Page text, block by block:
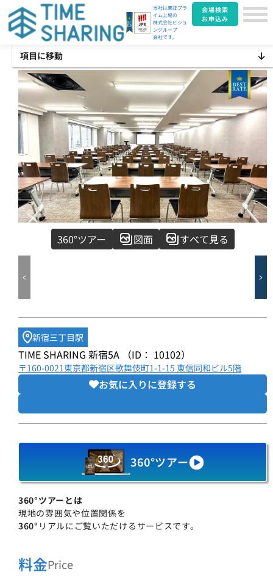
当社は東証プラ
イム上場の
株式会社ビジョ
ングループ
会社です。
会場検索
お申込み
項目に移動
of
360°ツアー 図面 すべて見る
新宿三丁目駅
TIME SHARING 新宿5A （ID： 10102）
〒160-0021東京都新宿区歌舞伎町1-1-15 東信同和ビル5階
お気に入りに登録する
360°ツアー
360°ツアーとは
現地の雰囲気や位置関係を
360° リアルにご覧いただけるサービスです。
料金Price